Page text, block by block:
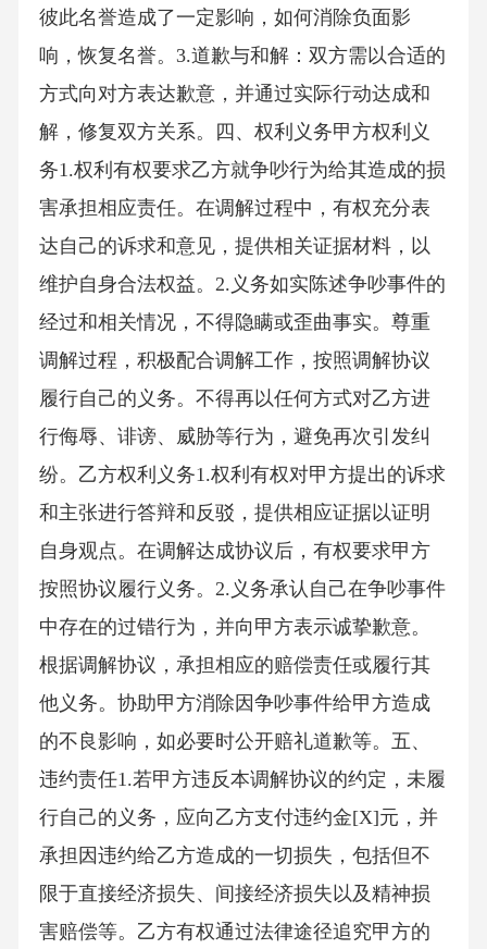
彼此名誉造成了一定影响，如何消除负面影
响，恢复名誉。3.道歉与和解：双方需以合适的
方式向对方表达歉意，并通过实际行动达成和
解，修复双方关系。四、权利义务甲方权利义
务1.权利有权要求乙方就争吵行为给其造成的损
害承担相应责任。在调解过程中，有权充分表
达自己的诉求和意见，提供相关证据材料，以
维护自身合法权益。2.义务如实陈述争吵事件的
经过和相关情况，不得隐瞒或歪曲事实。尊重
调解过程，积极配合调解工作，按照调解协议
履行自己的义务。不得再以任何方式对乙方进
行侮辱、诽谤、威胁等行为，避免再次引发纠
纷。乙方权利义务1.权利有权对甲方提出的诉求
和主张进行答辩和反驳，提供相应证据以证明
自身观点。在调解达成协议后，有权要求甲方
按照协议履行义务。2.义务承认自己在争吵事件
中存在的过错行为，并向甲方表示诚挚歉意。
根据调解协议，承担相应的赔偿责任或履行其
他义务。协助甲方消除因争吵事件给甲方造成
的不良影响，如必要时公开赔礼道歉等。五、
违约责任1.若甲方违反本调解协议的约定，未履
行自己的义务，应向乙方支付违约金[X]元，并
承担因违约给乙方造成的一切损失，包括但不
限于直接经济损失、间接经济损失以及精神损
害赔偿等。乙方有权通过法律途径追究甲方的